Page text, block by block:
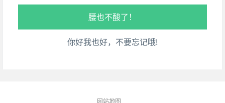
腰也不酸了！
工作也轻松了！
你好我也好，不要忘记哦!
网站地图